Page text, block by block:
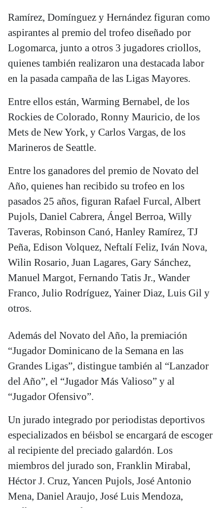
Ramírez, Domínguez y Hernández figuran como
aspirantes al premio del trofeo diseñado por
Logomarca, junto a otros 3 jugadores criollos,
quienes también realizaron una destacada labor
en la pasada campaña de las Ligas Mayores.
Entre ellos están, Warming Bernabel, de los
Rockies de Colorado, Ronny Mauricio, de los
Mets de New York, y Carlos Vargas, de los
Marineros de Seattle.
Entre los ganadores del premio de Novato del
Año, quienes han recibido su trofeo en los
pasados 25 años, figuran Rafael Furcal, Albert
Pujols, Daniel Cabrera, Ángel Berroa, Willy
Taveras, Robinson Canó, Hanley Ramírez, TJ
Peña, Edison Volquez, Neftalí Feliz, Iván Nova,
Wilin Rosario, Juan Lagares, Gary Sánchez,
Manuel Margot, Fernando Tatis Jr., Wander
Franco, Julio Rodríguez, Yainer Diaz, Luis Gil y
otros.
Además del Novato del Año, la premiación
“Jugador Dominicano de la Semana en las
Grandes Ligas”, distingue también al “Lanzador
del Año”, el “Jugador Más Valioso” y al
“Jugador Ofensivo”.
Un jurado integrado por periodistas deportivos
especializados en béisbol se encargará de escoger
al recipiente del preciado galardón. Los
miembros del jurado son, Franklin Mirabal,
Héctor J. Cruz, Yancen Pujols, José Antonio
Mena, Daniel Araujo, José Luis Mendoza,